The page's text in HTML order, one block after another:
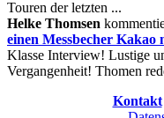
Touren der letzten ...
Helke Thomsen
einen Messbecher Kakao
Klasse Interview! Lustige
Vergangenheit! Thomen
Kontakt